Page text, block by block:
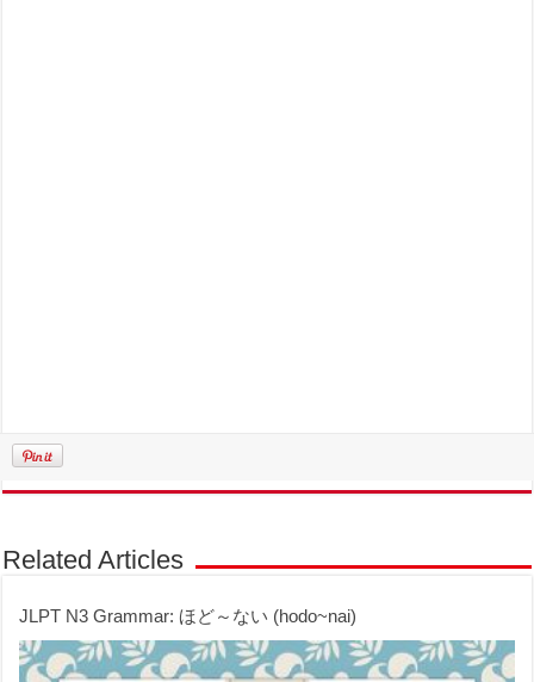
Related Articles
JLPT N3 Grammar: ほど～ない (hodo~nai)